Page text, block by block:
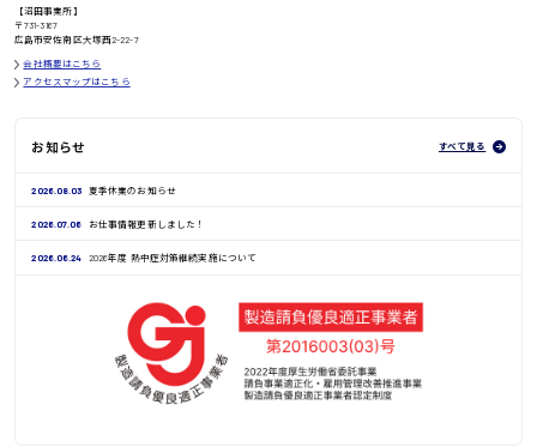
【沼田事業所】
〒731-3167
広島市安佐南区大塚西2-22-7
会社概要はこちら
アクセスマップはこちら
お知らせ すべて見る
2026.08.03 夏季休業のお知らせ
2026.07.06 お仕事情報更新しました！
2026.06.24 2026年度 熱中症対策継続実施について